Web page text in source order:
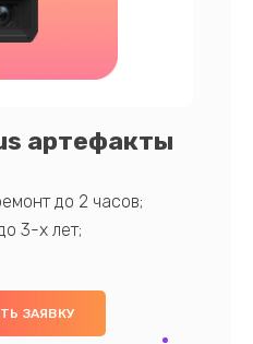
артефакты
до 2 часов;
3-х лет;
ЗАЯВКУ